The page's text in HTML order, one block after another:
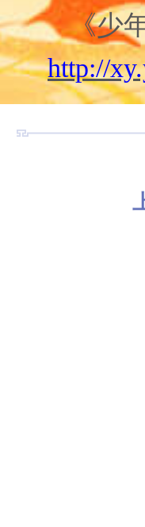
《少
http://